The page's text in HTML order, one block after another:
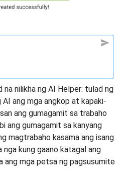
na nilikha ng AI Helper: tulad ng
AI ang mga angkop at kapaki-
ang gumagamit sa trabaho
ang gumagamit sa kanyang
magtrabaho kasama ang isang
kung gaano katagal ang
ang mga petsa ng pagsusumite